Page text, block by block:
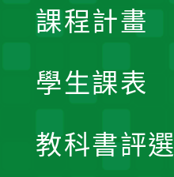
課程計畫
學生課表
教科書評選